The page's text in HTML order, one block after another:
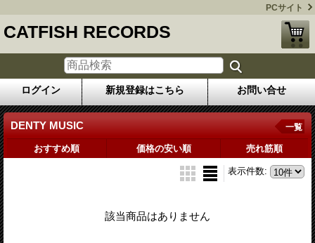
PCサイト
CATFISH RECORDS
ログイン 新規登録はこちら お問い合せ
DENTY MUSIC 一覧
おすすめ順 価格の安い順 売れ筋順
表示件数:
該当商品はありません